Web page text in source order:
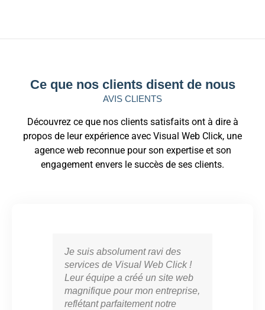
Je suis absolument ravi des
services de Visual Web Click !
Leur équipe a créé un site web
magnifique pour mon entreprise,
reflétant parfaitement notre
Ce que nos clients disent de nous
AVIS CLIENTS
Découvrez ce que nos clients satisfaits ont à dire à
propos de leur expérience avec Visual Web Click, une
agence web reconnue pour son expertise et son
engagement envers le succès de ses clients.